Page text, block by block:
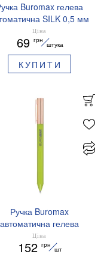
Buromax гелева
SILK 0,5 мм
чорнила BM.83100
Ціна
69 грн
штука
КУПИТИ
Ручка Buromax
автоматична гелева
GOLD 0,5 мм
чорнила BM.83101
Ціна
152 грн
шт